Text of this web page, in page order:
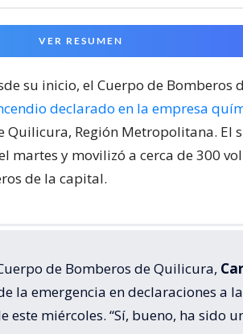
VER RESUMEN
su inicio, el Cuerpo de Bomberos
declarado en la empresa
Quilicura, Región Metropolitana. El
martes y movilizó a cerca de 300
de la capital.
de Bomberos de Quilicura,
la emergencia en declaraciones a
este miércoles. “Sí, bueno, ha sido